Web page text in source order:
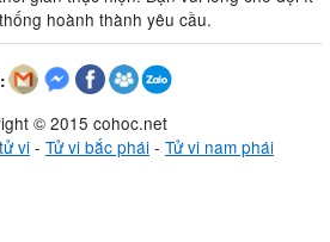
hoành thành yêu cầu.
© 2015 cohoc.net
vi- Tử vi bắc phái- Tử vi nam phái